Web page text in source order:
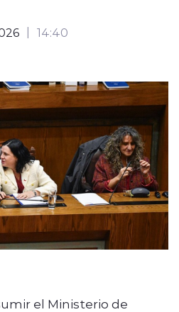
14:40
el Ministerio de